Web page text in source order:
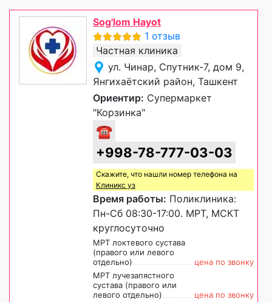
Sog'lom Hayot
1 отзыв
Частная клиника
ул. Чинар, Спутник-7, дом 9,
Янгихаётский район, Ташкент
Ориентир: Супермаркет
"Корзинка"
☎
+998-78-777-03-03
Скажите, что нашли номер телефона на
Клиникс уз
Время работы: Поликлиника:
Пн-Сб 08:30-17:00. МРТ, МСКТ
круглосуточно
МРТ локтевого сустава
(правого или левого
отдельно)
цена по звонку
МРТ лучезапястного
сустава (правого или
левого отдельно)
цена по звонку